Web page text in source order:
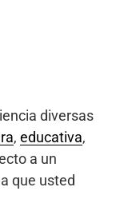
diversas
, educativa,
a un
que usted